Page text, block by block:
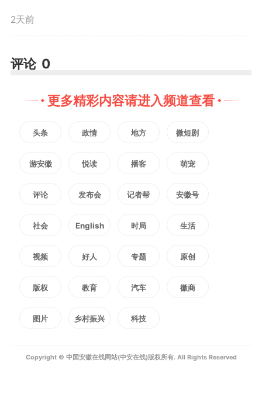
位。下一步，项目团队将继续以高
标准、严要求推进项目建设，为公
流创新型工程服务商贡献力量。
（华建轩）
2天前
评论 0
更多精彩内容请进入频道查看
头条 政情 地方 微短剧
游安徽 悦读 播客 萌宠
评论 发布会 记者帮 安徽号
社会 English 时局 生活
视频 好人 专题 原创
版权 教育 汽车 徽商
图片 乡村振兴 科技
Copyright © 中国安徽在线网站(中安在线)版权所有. All Rights Reserved